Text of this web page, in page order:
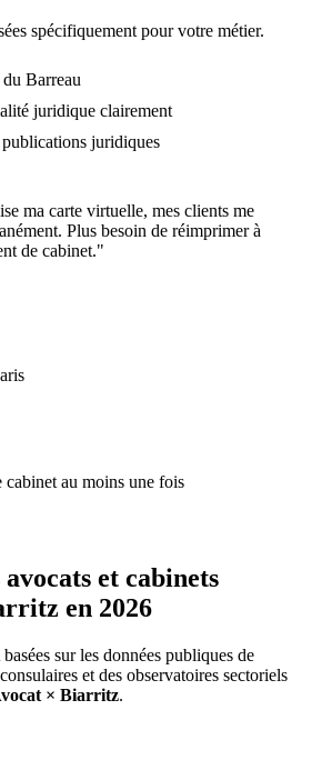
spécifiquement pour votre métier.
Barreau
juridique clairement
juridiques
ma carte virtuelle, mes clients me
Plus besoin de réimprimer à
de cabinet."
cabinet au moins une fois
avocats et cabinets
en 2026
sur les données publiques de
et des observatoires sectoriels
× Biarritz.